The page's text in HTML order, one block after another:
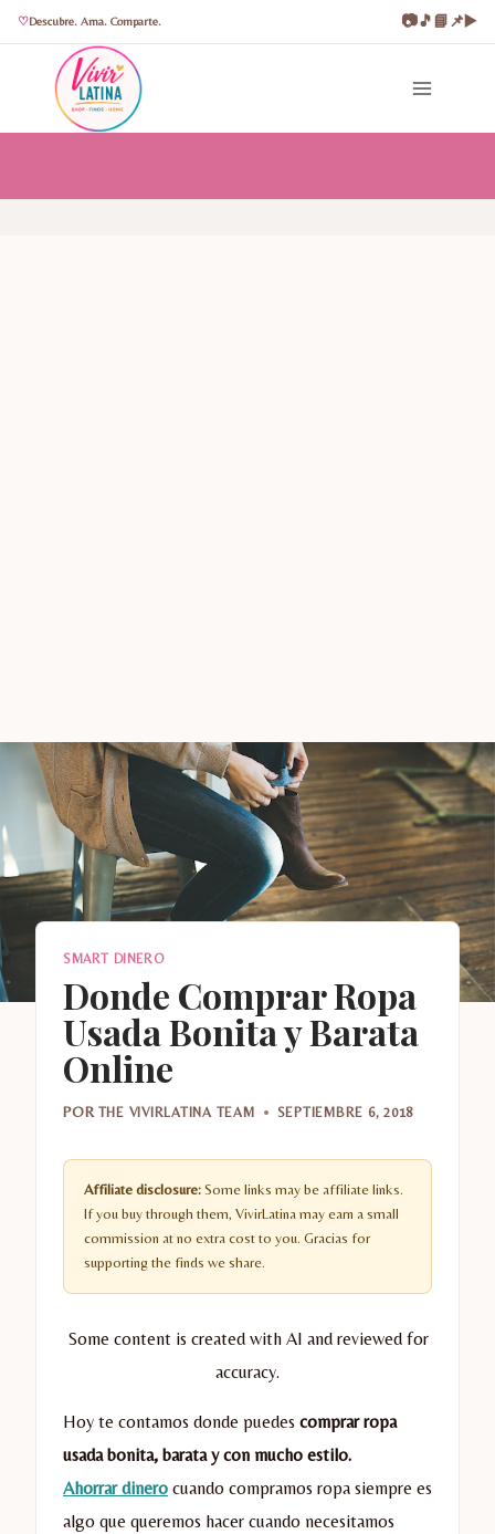
Descubre. Ama. Comparte. 📷🎵📘📌▶️
contenido
SMART DINERO
Donde Comprar Ropa
Usada Bonita y Barata
Online
POR THE VIVIRLATINA TEAM SEPTIEMBRE 6, 2018
Affiliate disclosure: Some links may be affiliate links.
If you buy through them, VivirLatina may earn a small
commission at no extra cost to you. Gracias for
supporting the finds we share.
Some content is created with AI and reviewed for
accuracy.
Hoy te contamos donde puedes comprar ropa
usada bonita, barata y con mucho estilo.
Ahorrar dinero cuando compramos ropa siempre es
algo que queremos hacer cuando necesitamos